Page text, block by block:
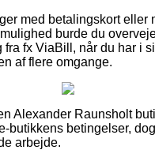
med betalingskort eller
burde du
fx ViaBill, når du har i
af flere omgange.
Alexander Raunsholt
butikkens betingelser,
arbejde.